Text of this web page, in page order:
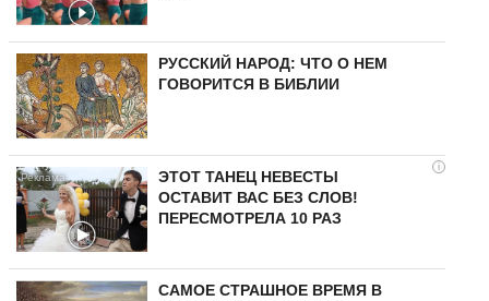
РУССКИЙ НАРОД: ЧТО О НЕМ
ГОВОРИТСЯ В БИБЛИИ
i
ЭТОТ ТАНЕЦ НЕВЕСТЫ
ОСТАВИТ ВАС БЕЗ СЛОВ!
ПЕРЕСМОТРЕЛА 10 РАЗ
САМОЕ СТРАШНОЕ ВРЕМЯ В